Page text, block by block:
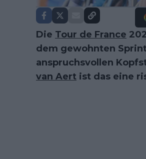
Die Tour de France
dem gewohnten
anspruchsvollen
van Aert ist das eine